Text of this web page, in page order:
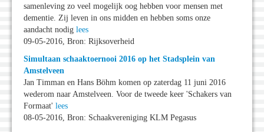
samenleving zo veel mogelijk oog hebben voor mensen met
dementie. Zij leven in ons midden en hebben soms onze
aandacht nodig lees
09-05-2016, Bron: Rijksoverheid
Simultaan schaaktoernooi 2016 op het Stadsplein van
Amstelveen
Jan Timman en Hans Böhm komen op zaterdag 11 juni 2016
wederom naar Amstelveen. Voor de tweede keer 'Schakers van
Formaat' lees
08-05-2016, Bron: Schaakvereniging KLM Pegasus